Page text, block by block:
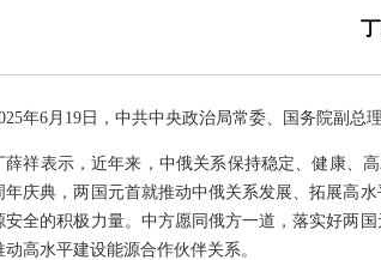
年6月19日，中共中央政治局常委、国务院副总
薛祥表示，近年来，中俄关系保持稳定、健康、
年庆典，两国元首就推动中俄关系发展、拓展高
安全的积极力量。中方愿同俄方一道，落实好两
动高水平建设能源合作伙伴关系。